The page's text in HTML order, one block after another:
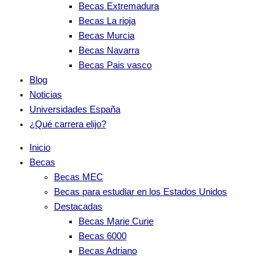
Becas Extremadura
Becas La rioja
Becas Murcia
Becas Navarra
Becas Pais vasco
Blog
Noticias
Universidades España
¿Qué carrera elijo?
Inicio
Becas
Becas MEC
Becas para estudiar en los Estados Unidos
Destacadas
Becas Marie Curie
Becas 6000
Becas Adriano